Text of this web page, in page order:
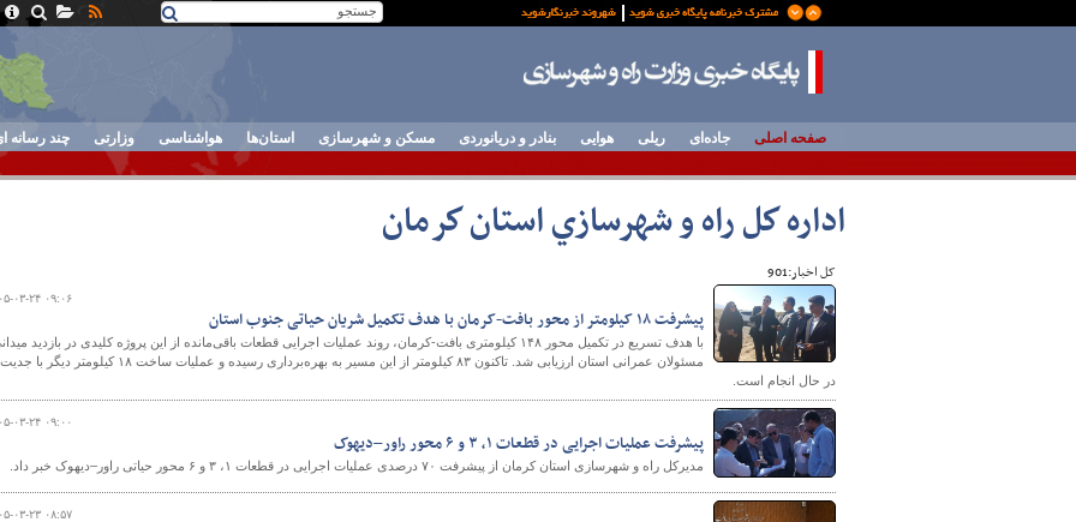
صفحه اصلی جاده‌ای ریلی هوایی بنادر و دریانوردی مسکن و شهرسازی استان‌ها هواشناسی وزارتی چند رسانه
اداره كل راه و شهرسازي استان كرمان
کل اخبار:901
۱۴۰۵-۰۳-۲۴
پیشرفت ۱۸ کیلومتر از محور بافت-کرمان با هدف تکمیل شریان حیاتی جنوب استان
با هدف تسریع در تکمیل محور ۱۴۸ کیلومتری بافت-کرمان، روند عملیات اجرایی قطعات باقی‌مانده از این پروژه کلیدی در بازدید
مسئولان عمرانی استان ارزیابی شد. تاکنون ۸۳ کیلومتر از این مسیر به بهره‌برداری رسیده و عملیات ساخت ۱۸ کیلومتر دیگر با جدیت
در حال انجام است.
۱۴۰۵-۰۳-۲۴
پیشرفت عملیات اجرایی در قطعات ۱، ۳ و ۶ محور راور–دیهوک
مدیرکل راه و شهرسازی استان کرمان از پیشرفت ۷۰ درصدی عملیات اجرایی در قطعات ۱، ۳ و ۶ محور حیاتی راور–دیهوک خبر داد.
۱۴۰۵-۰۳-۲۳